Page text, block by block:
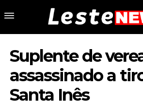
Suplente de
assassinado a
Santa Inês